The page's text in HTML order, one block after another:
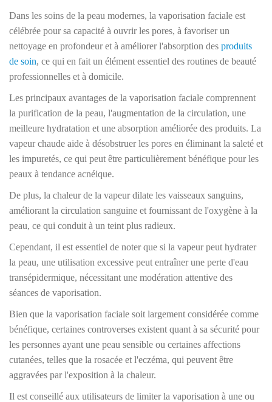
Dans les soins de la peau modernes, la vaporisation faciale est
célébrée pour sa capacité à ouvrir les pores, à favoriser un
nettoyage en profondeur et à améliorer l'absorption des produits
de soin, ce qui en fait un élément essentiel des routines de beauté
professionnelles et à domicile.
Les principaux avantages de la vaporisation faciale comprennent
la purification de la peau, l'augmentation de la circulation, une
meilleure hydratation et une absorption améliorée des produits. La
vapeur chaude aide à désobstruer les pores en éliminant la saleté et
les impuretés, ce qui peut être particulièrement bénéfique pour les
peaux à tendance acnéique.
De plus, la chaleur de la vapeur dilate les vaisseaux sanguins,
améliorant la circulation sanguine et fournissant de l'oxygène à la
peau, ce qui conduit à un teint plus radieux.
Cependant, il est essentiel de noter que si la vapeur peut hydrater
la peau, une utilisation excessive peut entraîner une perte d'eau
transépidermique, nécessitant une modération attentive des
séances de vaporisation.
Bien que la vaporisation faciale soit largement considérée comme
bénéfique, certaines controverses existent quant à sa sécurité pour
les personnes ayant une peau sensible ou certaines affections
cutanées, telles que la rosacée et l'eczéma, qui peuvent être
aggravées par l'exposition à la chaleur.
Il est conseillé aux utilisateurs de limiter la vaporisation à une ou